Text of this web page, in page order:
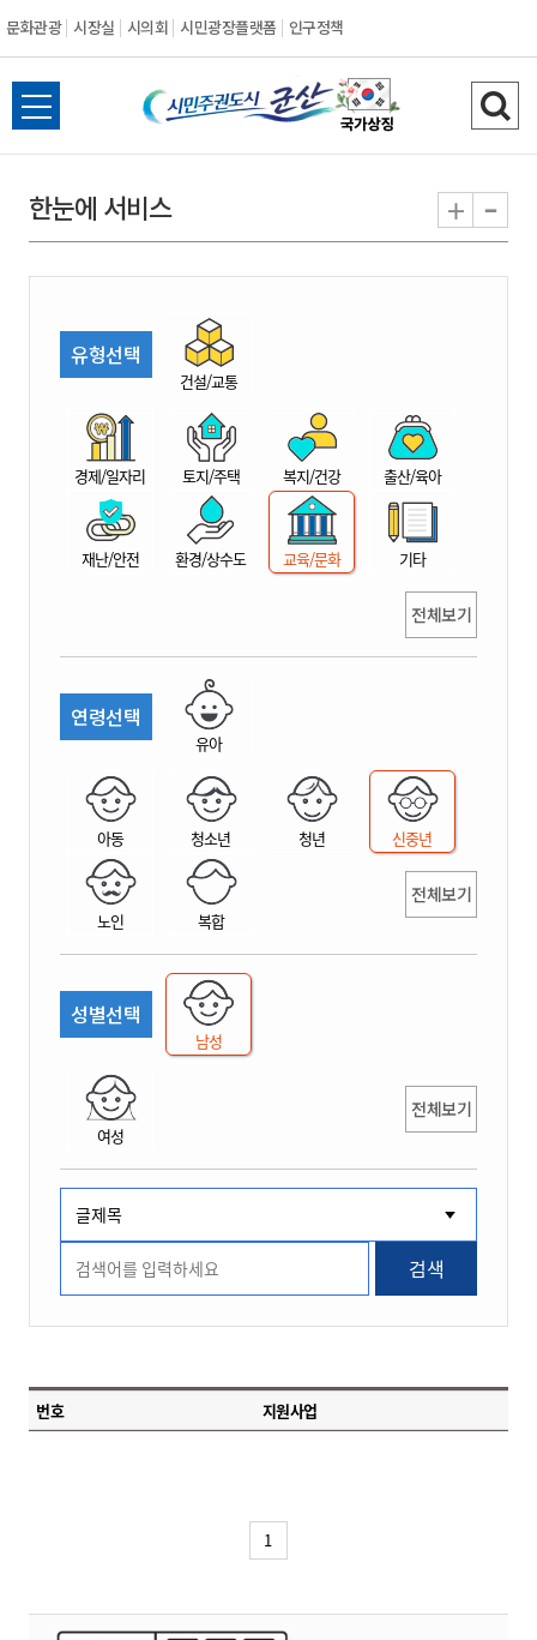
문화관광 시장실 시의회 시민광장플랫폼 인구정책
시
민
권
시
산
전
체
뉴
열
검
색
기
한눈에 서비스 + -
유형선택
건설/교통
경제/일자리 토지/주택 복지/건강 출산/육아
재난/안전 환경/상수도 교육/문화 기타
전체보기
연령선택
유아
아동 청소년 청년 신중년
노인 복합
전체보기
성별선택
남성
여성
전체보기
검색
번호 지원사업
1